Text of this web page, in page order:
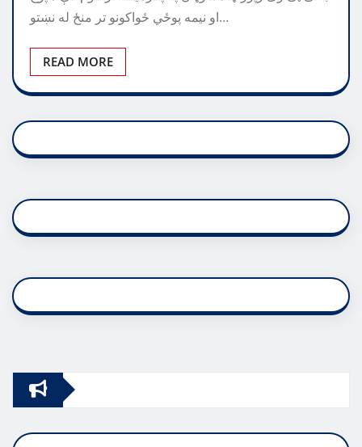
او نیمه پوځي ځواکونو تر منځ له نښتو…
READ MORE